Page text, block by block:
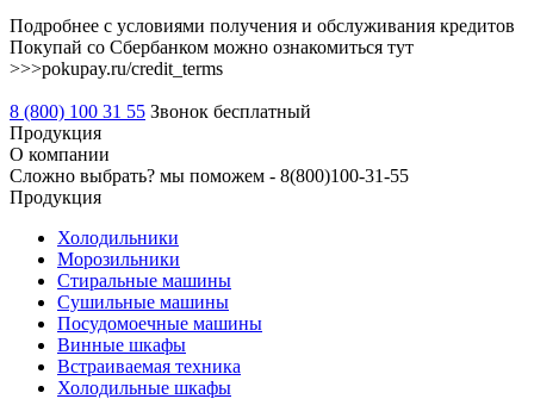
Подробнее с условиями получения и обслуживания кредитов
Покупай со Сбербанком можно ознакомиться тут
>>>pokupay.ru/credit_terms
8 (800) 100 31 55 Звонок бесплатный
Продукция
О компании
Сложно выбрать? мы поможем - 8(800)100-31-55
Продукция
Холодильники
Морозильники
Стиральные машины
Сушильные машины
Посудомоечные машины
Винные шкафы
Встраиваемая техника
Холодильные шкафы